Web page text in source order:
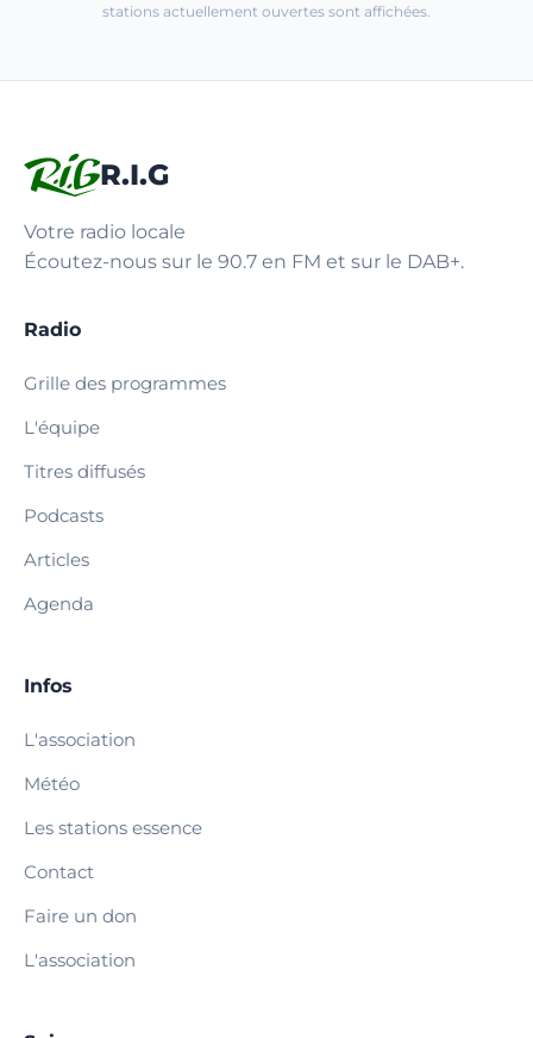
stations actuellement ouvertes sont affichées.
R.I.G
Votre radio locale
Écoutez-nous sur le 90.7 en FM et sur le DAB+.
Radio
Grille des programmes
L'équipe
Titres diffusés
Podcasts
Articles
Agenda
Infos
L'association
Météo
Les stations essence
Contact
Faire un don
L'association